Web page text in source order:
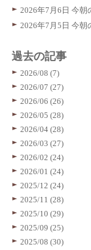
2026年7月6日 今
2026年7月5日 今
過去の記事
2026/08 (7)
2026/07 (27)
2026/06 (26)
2026/05 (28)
2026/04 (28)
2026/03 (27)
2026/02 (24)
2026/01 (24)
2025/12 (24)
2025/11 (28)
2025/10 (29)
2025/09 (25)
2025/08 (30)